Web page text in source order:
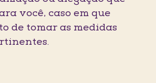
você, caso em que
de tomar as medidas